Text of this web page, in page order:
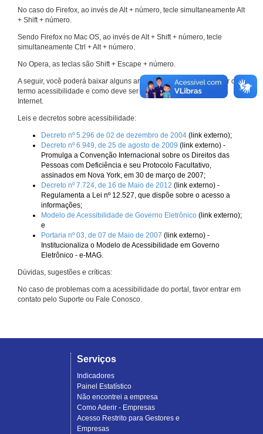
No caso do Firefox, ao invés de Alt + número, tecle simultaneamente Alt
+ Shift + número.
Sendo Firefox no Mac OS, ao invés de Alt + Shift + número, tecle
simultaneamente Ctrl + Alt + número.
No Opera, as teclas são Shift + Escape + número.
A seguir, você poderá baixar alguns arquivos que explicam melhor o
termo acessibilidade e como deve ser implementado nos sites da
Internet.
Leis e decretos sobre acessibilidade:
Decreto nº 5.296 de 02 de dezembro de 2004 (link externo);
Decreto nº 6.949, de 25 de agosto de 2009 (link externo) -
Promulga a Convenção Internacional sobre os Direitos das
Pessoas com Deficiência e seu Protocolo Facultativo,
assinados em Nova York, em 30 de março de 2007;
Decreto nº 7.724, de 16 de Maio de 2012 (link externo) -
Regulamenta a Lei nº 12.527, que dispõe sobre o acesso a
informações;
Modelo de Acessibilidade de Governo Eletrônico (link externo);
e
Portaria nº 03, de 07 de Maio de 2007 (link externo) -
Institucionaliza o Modelo de Acessibilidade em Governo
Eletrônico - e-MAG.
Dúvidas, sugestões e críticas:
No caso de problemas com a acessibilidade do portal, favor entrar em
contato pelo Suporte ou Fale Conosco.
Serviços
Indicadores
Painel Estatístico
Não encontrei a empresa
Como Aderir - Empresas
Acesso Restrito para Gestores e
Empresas